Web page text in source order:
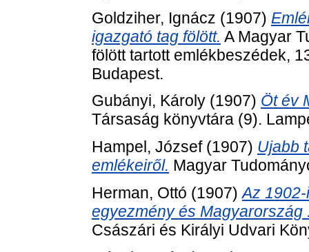
Goldziher, Ignácz (1907)
igazgató tag fölött. A Magyar
fölött tartott emlékbeszédek,
Budapest.
Gubányi, Károly (1907) Öt év
Társaság könyvtára (9).
Hampel, József(1907) Ujabb
emlékeiről. Magyar
Herman, Ottó (1907)Az
egyezmény és Magyarország
Császári és Királyi Udvari